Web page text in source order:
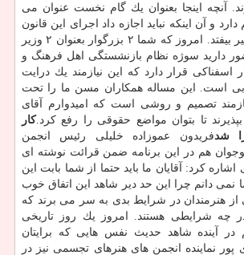
آنچه اینجا بعنوان یك گام نخست عنوان می
و آن اینكه نباید اجازه داد اجرای این قانون
بعد از تصویب به تاخیر بیفتد. امروز كه شما ۲ بزرگوار بعنوان ۲ وزیر
دارید سوژه نظام بازنشستگی اهل فرهنگ و
اسفناكی قرار دارد كه این نیازمند یك درایت
است. این مساله همكاران مسن ما را تحت
تصمیم و روشی است كه امیدوارم آقای
بپذیرند تا بتوان مواضع حقوقی را رفع كرد.كار
شدفریدون عموزاده خلیلی رئیس انجمن
هم در این برنامه ضمن قرائت نوشته ای
كرد: آقایان ما باید حتما از شما بابت این
نمی دانم چرا این حد دیر شاهد این اتفاق خوب
از هنرمندان در شرایط بدی به سر می برند كه
چه شرایطی هستند. امروز یك روز تاریخی
آینده شاهد حدیث نفس هایی كه برایتان
پور نماینده انجمن های هنرهای تجسمی نیز در